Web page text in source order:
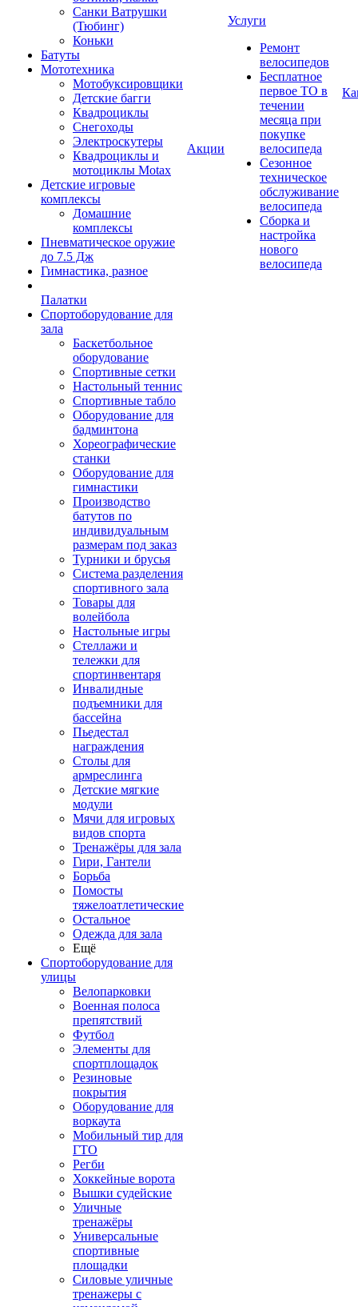
Санки Ватрушки
(Тюбинг)
Коньки
Батуты
Мототехника
Мотобуксировщики
Детские багги
Квадроциклы
Снегоходы
Электроскутеры
Квадроциклы и
мотоциклы Motax
Детские игровые
комплексы
Домашние
комплексы
Пневматическое оружие
до 7.5 Дж
Гимнастика, разное
Палатки
Спортоборудование для
зала
Баскетбольное
оборудование
Спортивные сетки
Настольный теннис
Спортивные табло
Оборудование для
бадминтона
Хореографические
станки
Оборудование для
гимнастики
Производство
батутов по
индивидуальным
размерам под заказ
Турники и брусья
Система разделения
спортивного зала
Товары для
волейбола
Настольные игры
Стеллажи и
тележки для
спортинвентаря
Инвалидные
подъемники для
бассейна
Пьедестал
награждения
Столы для
армреслинга
Детские мягкие
модули
Мячи для игровых
видов спорта
Тренажёры для зала
Гири, Гантели
Борьба
Помосты
тяжелоатлетические
Остальное
Одежда для зала
Ещё
Спортоборудование для
улицы
Велопарковки
Военная полоса
препятствий
Футбол
Элементы для
спортплощадок
Резиновые
покрытия
Оборудование для
воркаута
Мобильный тир для
ГТО
Регби
Хоккейные ворота
Вышки судейские
Уличные
тренажёры
Универсальные
спортивные
площадки
Силовые уличные
тренажеры с
Акции
Услуги
Ремонт
велосипедов
Бесплатное
первое ТО в
течении
месяца при
покупке
велосипеда
Сезонное
техническое
обслуживание
велосипеда
Сборка и
настройка
нового
велосипеда